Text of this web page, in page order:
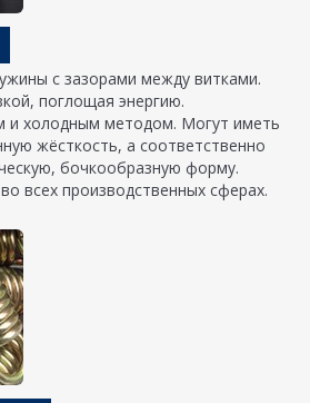
с зазорами между витками.
поглощая энергию.
и холодным методом. Могут иметь
жёсткость, а соответственно
бочкообразную форму.
всех производственных сферах.